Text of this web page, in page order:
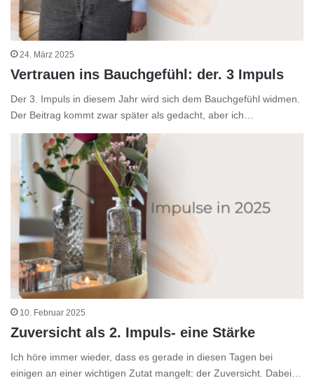
24. März 2025
Vertrauen ins Bauchgefühl: der. 3 Impuls
Der 3. Impuls in diesem Jahr wird sich dem Bauchgefühl widmen.
Der Beitrag kommt zwar später als gedacht, aber ich…
10. Februar 2025
Zuversicht als 2. Impuls- eine Stärke
Ich höre immer wieder, dass es gerade in diesen Tagen bei
einigen an einer wichtigen Zutat mangelt: der Zuversicht. Dabei…